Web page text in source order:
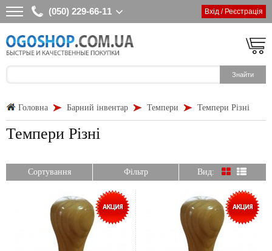
(050) 229-66-11 Вхід / Реєстрація
Головна Барний інвентар Темпери Темпери Різні
Темпери Різні
Сортування Фільтр Вид: